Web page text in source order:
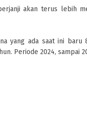
akan terus lebih
yang ada saat ini
Periode 2024, sampai